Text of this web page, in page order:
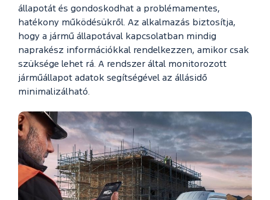
állapotát és gondoskodhat a problémamentes,
hatékony működésükről. Az alkalmazás biztosítja,
hogy a jármű állapotával kapcsolatban mindig
naprakész információkkal rendelkezzen, amikor csak
szüksége lehet rá. A rendszer által monitorozott
járműállapot adatok segítségével az állásidő
minimalizálható.